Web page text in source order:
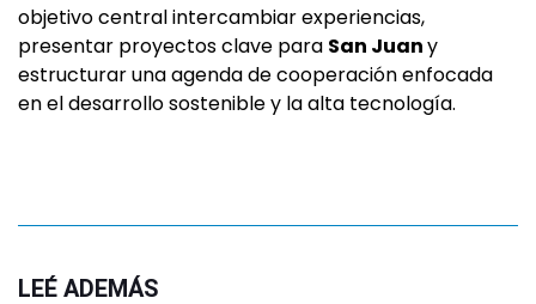
objetivo central intercambiar experiencias,
presentar proyectos clave para San Juany
estructurar una agenda de cooperación enfocada
en el desarrollo sostenible y la alta tecnología.
LEÉ ADEMÁS